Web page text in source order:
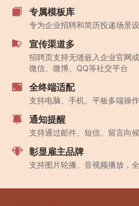
专属模板库
专为企业招聘和简历投递场景
宣传渠道多
招聘页支持无缝嵌入企业官网
微信、微博、QQ等社交平台
全终端适配
支持电脑、手机、平板多端操
通知提醒
支持通过邮件、短信、留言向
彰显雇主品牌
支持图片轮播、音视频播放，